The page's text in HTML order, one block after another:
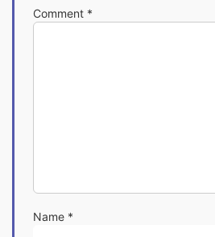
Comment *
Name *